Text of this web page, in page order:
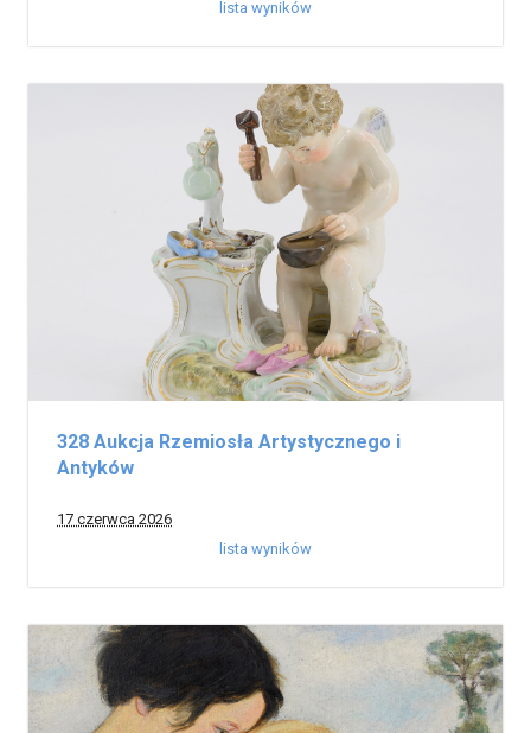
lista wyników
328 Aukcja Rzemiosła Artystycznego i
Antyków
17 czerwca 2026
lista wyników